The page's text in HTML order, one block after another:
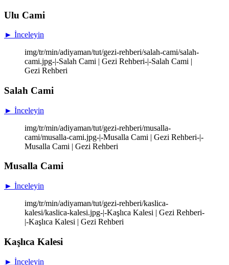
Ulu Cami
► İnceleyin
img/tr/min/adiyaman/tut/gezi-rehberi/salah-cami/salah-
cami.jpg-|-Salah Cami | Gezi Rehberi-|-Salah Cami |
Gezi Rehberi
Salah Cami
► İnceleyin
img/tr/min/adiyaman/tut/gezi-rehberi/musalla-
cami/musalla-cami.jpg-|-Musalla Cami | Gezi Rehberi-|-
Musalla Cami | Gezi Rehberi
Musalla Cami
► İnceleyin
img/tr/min/adiyaman/tut/gezi-rehberi/kaslica-
kalesi/kaslica-kalesi.jpg-|-Kaşlıca Kalesi | Gezi Rehberi-
|-Kaşlıca Kalesi | Gezi Rehberi
Kaşlıca Kalesi
► İnceleyin